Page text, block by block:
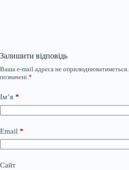
Залишити відповідь
Ваша e-mail адреса не оприлюднюватиметься.
позначені *
Ім’я *
Email *
Сайт